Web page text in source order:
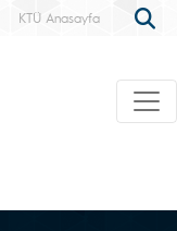
KTÜ Anasayfa